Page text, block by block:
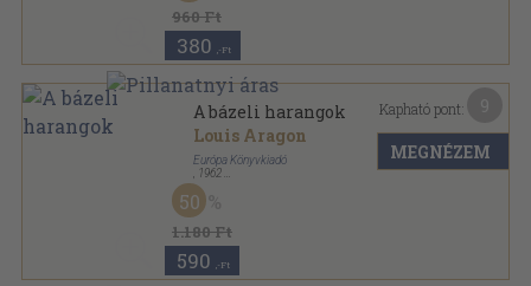
960 Ft
380 ,-Ft
A bázeli harangok
Louis Aragon
Európa Könyvkiadó
1962
Vászon
Milliók könyve sorozat
1.180 Ft
50
590 ,-Ft
Kapható pont:
MEGNÉZEM